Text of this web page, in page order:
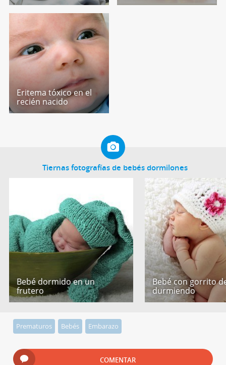
Eritema tóxico en el
recién nacido
Tiernas fotografías de bebés dormilones
Bebé dormido en un
frutero
Bebé con gorrito
durmiendo
Prematuros Bebés Embarazo
COMENTAR